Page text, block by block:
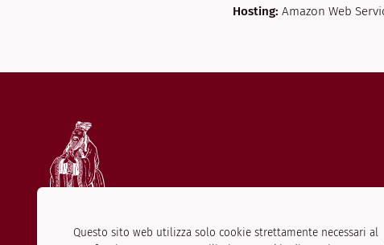
Hosting:Amazon Web
Questo sito web utilizza solo cookie strettamente necessari al